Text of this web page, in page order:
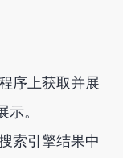
序上获取并展
。
索引擎结果中